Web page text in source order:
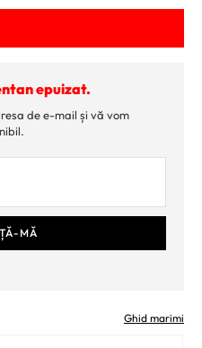
epuizat.
de e-mail și vă vom
Ghid marimi